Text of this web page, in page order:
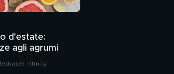
d'estate:
agli agrumi
Infinity